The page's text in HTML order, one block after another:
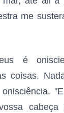
me
é
coisas.
cabeça